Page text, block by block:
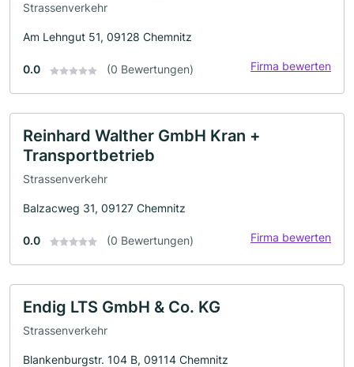
Strassenverkehr
Am Lehngut 51, 09128 Chemnitz
0.0 (0 Bewertungen) Firma bewerten
Reinhard Walther GmbH Kran +
Transportbetrieb
Strassenverkehr
Balzacweg 31, 09127 Chemnitz
0.0 (0 Bewertungen) Firma bewerten
Endig LTS GmbH & Co. KG
Strassenverkehr
Blankenburgstr. 104 B, 09114 Chemnitz